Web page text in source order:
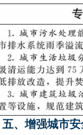
五、增强城市